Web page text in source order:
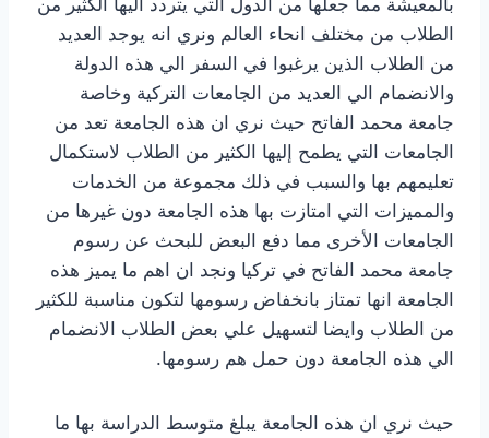
الطلاب من مختلف انحاء العالم ونري انه يوجد العديد
من الطلاب الذين يرغبوا في السفر الي هذه الدولة
والانضمام الي العديد من الجامعات التركية وخاصة
جامعة محمد الفاتح حيث نري ان هذه الجامعة تعد من
الجامعات التي يطمح إليها الكثير من الطلاب لاستكمال
تعليمهم بها والسبب في ذلك مجموعة من الخدمات
والمميزات التي امتازت بها هذه الجامعة دون غيرها من
الجامعات الأخرى مما دفع البعض للبحث عن رسوم
جامعة محمد الفاتح في تركيا ونجد ان اهم ما يميز هذه
الجامعة انها تمتاز بانخفاض رسومها لتكون مناسبة للكثير
من الطلاب وايضا لتسهيل علي بعض الطلاب الانضمام
الي هذه الجامعة دون حمل هم رسومها.
حيث نري ان هذه الجامعة يبلغ متوسط الدراسة بها ما